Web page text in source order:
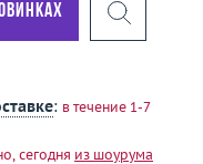
: в течение 1-7
сегодня из шоурума